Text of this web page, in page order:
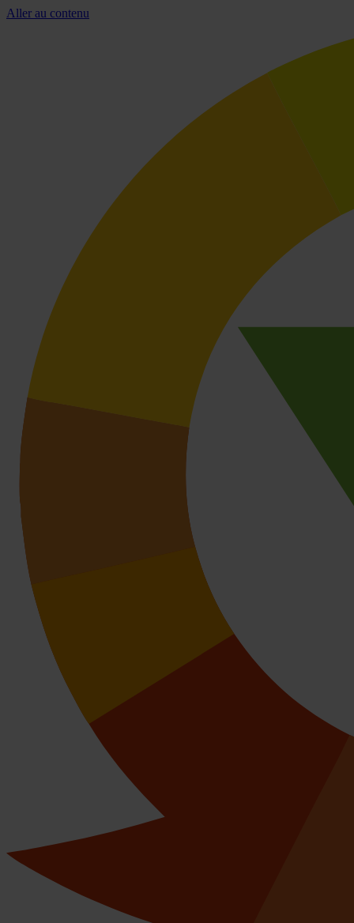
Aller au contenu